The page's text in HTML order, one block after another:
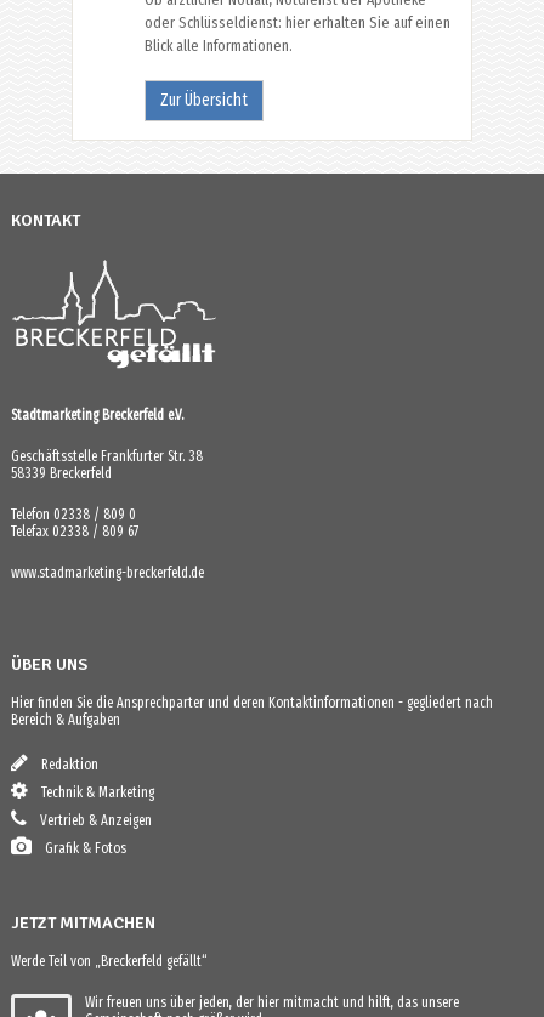
oder Schlüsseldienst: hier erhalten Sie auf einen
Blick alle Informationen.
Zur Übersicht
KONTAKT
Stadtmarketing Breckerfeld e.V.
Geschäftsstelle Frankfurter Str. 38
58339 Breckerfeld
Telefon 02338 / 809 0
Telefax 02338 / 809 67
www.stadmarketing-breckerfeld.de
ÜBER UNS
Hier finden Sie die Ansprechparter und deren Kontaktinformationen - gegliedert nach
Bereich & Aufgaben
Redaktion
Technik & Marketing
Vertrieb & Anzeigen
Grafik & Fotos
JETZT MITMACHEN
Werde Teil von „Breckerfeld gefällt“
Wir freuen uns über jeden, der hier mitmacht und hilft, das unsere